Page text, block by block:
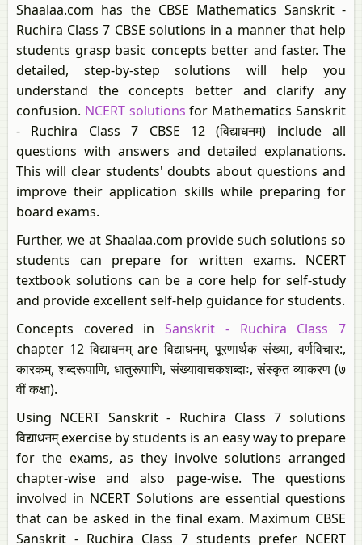
Shaalaa.com has the CBSE Mathematics Sanskrit -
Ruchira Class 7 CBSE solutions in a manner that help
students grasp basic concepts better and faster. The
detailed, step-by-step solutions will help you
understand the concepts better and clarify any
confusion. NCERT solutions for Mathematics Sanskrit
- Ruchira Class 7 CBSE 12 (विद्याधनम्) include all
questions with answers and detailed explanations.
This will clear students' doubts about questions and
improve their application skills while preparing for
board exams.
Further, we at Shaalaa.com provide such solutions so
students can prepare for written exams. NCERT
textbook solutions can be a core help for self-study
and provide excellent self-help guidance for students.
Concepts covered inSanskrit - Ruchira Class 7
chapter 12 विद्याधनम् are विद्याधनम्, पूरणार्थक संख्या, वर्णविचार:,
कारकम्, शब्दरूपाणि, धातुरूपाणि, संख्यावाचकशब्दाः, संस्कृत व्याकरण (७
वीं कक्षा).
Using NCERT Sanskrit - Ruchira Class 7 solutions
विद्याधनम् exercise by students is an easy way to prepare
for the exams, as they involve solutions arranged
chapter-wise and also page-wise. The questions
involved in NCERT Solutions are essential questions
that can be asked in the final exam. Maximum CBSE
Sanskrit - Ruchira Class 7 students prefer NCERT